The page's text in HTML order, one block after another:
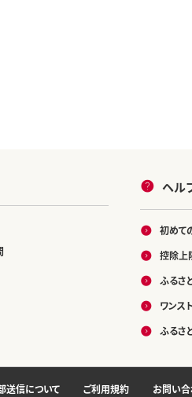
ヘル
初めて
控除上
ふるさ
ワンス
ふるさ
送信について ご利用規約 お問い